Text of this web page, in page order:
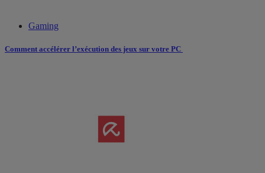
Gaming
Comment accélérer l’exécution des jeux sur votre PC